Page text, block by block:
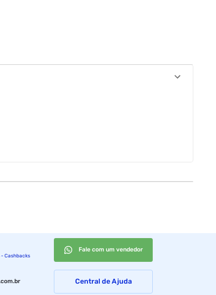
- Cashbacks
Fale com um vendedor
Central de Ajuda